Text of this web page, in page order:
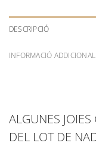
DESCRIPCIÓ
INFORMACIÓ ADDICIONAL
ALGUNES
DEL LOT DE